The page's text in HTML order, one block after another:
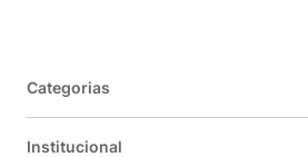
Categorias
Institucional